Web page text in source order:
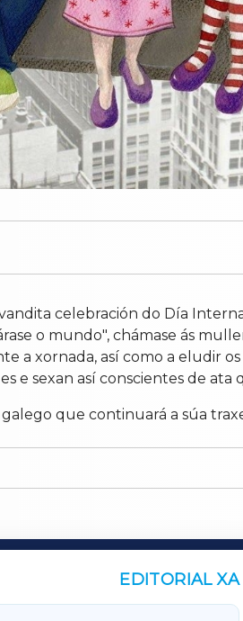
celebración do Día
o mundo", chámase ás
a xornada, así como a eludir
e sexan así conscientes de
que continuará a súa
EDITORIAL XA